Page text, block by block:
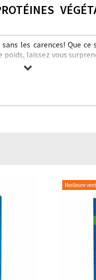
les carences! Que ce
laissez vous
équilibre nutritionnel
et antibiotiques, il
Meilleure